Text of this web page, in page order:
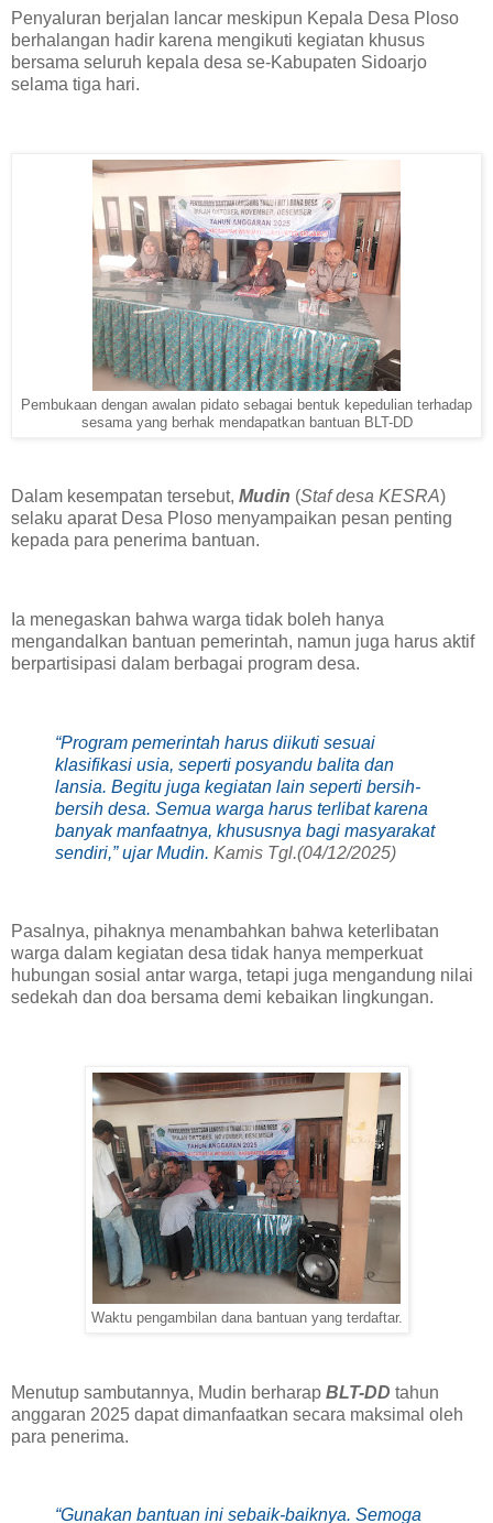
‎Penyaluran berjalan lancar meskipun Kepala Desa Ploso
berhalangan hadir karena mengikuti kegiatan khusus
bersama seluruh kepala desa se-Kabupaten Sidoarjo
selama tiga hari.
Pembukaan dengan awalan pidato sebagai bentuk kepedulian terhadap
sesama yang berhak mendapatkan bantuan BLT-DD
‎Dalam kesempatan tersebut, Mudin (Staf desa KESRA)
selaku aparat Desa Ploso menyampaikan pesan penting
kepada para penerima bantuan.
‎Ia menegaskan bahwa warga tidak boleh hanya
mengandalkan bantuan pemerintah, namun juga harus aktif
berpartisipasi dalam berbagai program desa.
‎“Program pemerintah harus diikuti sesuai
klasifikasi usia, seperti posyandu balita dan
lansia. Begitu juga kegiatan lain seperti bersih-
bersih desa. Semua warga harus terlibat karena
banyak manfaatnya, khususnya bagi masyarakat
sendiri,” ujar Mudin. Kamis Tgl.(04/12/2025)
‎Pasalnya, pihaknya menambahkan bahwa keterlibatan
warga dalam kegiatan desa tidak hanya memperkuat
hubungan sosial antar warga, tetapi juga mengandung nilai
sedekah dan doa bersama demi kebaikan lingkungan.
Waktu pengambilan dana bantuan yang terdaftar.
‎Menutup sambutannya, Mudin berharap BLT-DD tahun
anggaran 2025 dapat dimanfaatkan secara maksimal oleh
para penerima.
“Gunakan bantuan ini sebaik-baiknya. Semoga